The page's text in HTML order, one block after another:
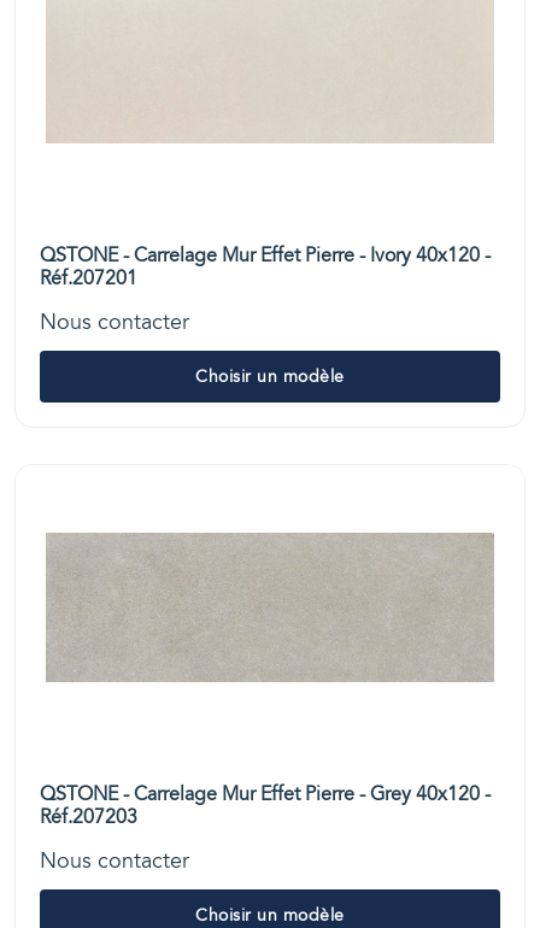
QSTONE - Carrelage Mur Effet Pierre - Ivory 40x120 -
Réf.207201
Nous contacter
Choisir un modèle
QSTONE - Carrelage Mur Effet Pierre - Grey 40x120 -
Réf.207203
Nous contacter
Choisir un modèle